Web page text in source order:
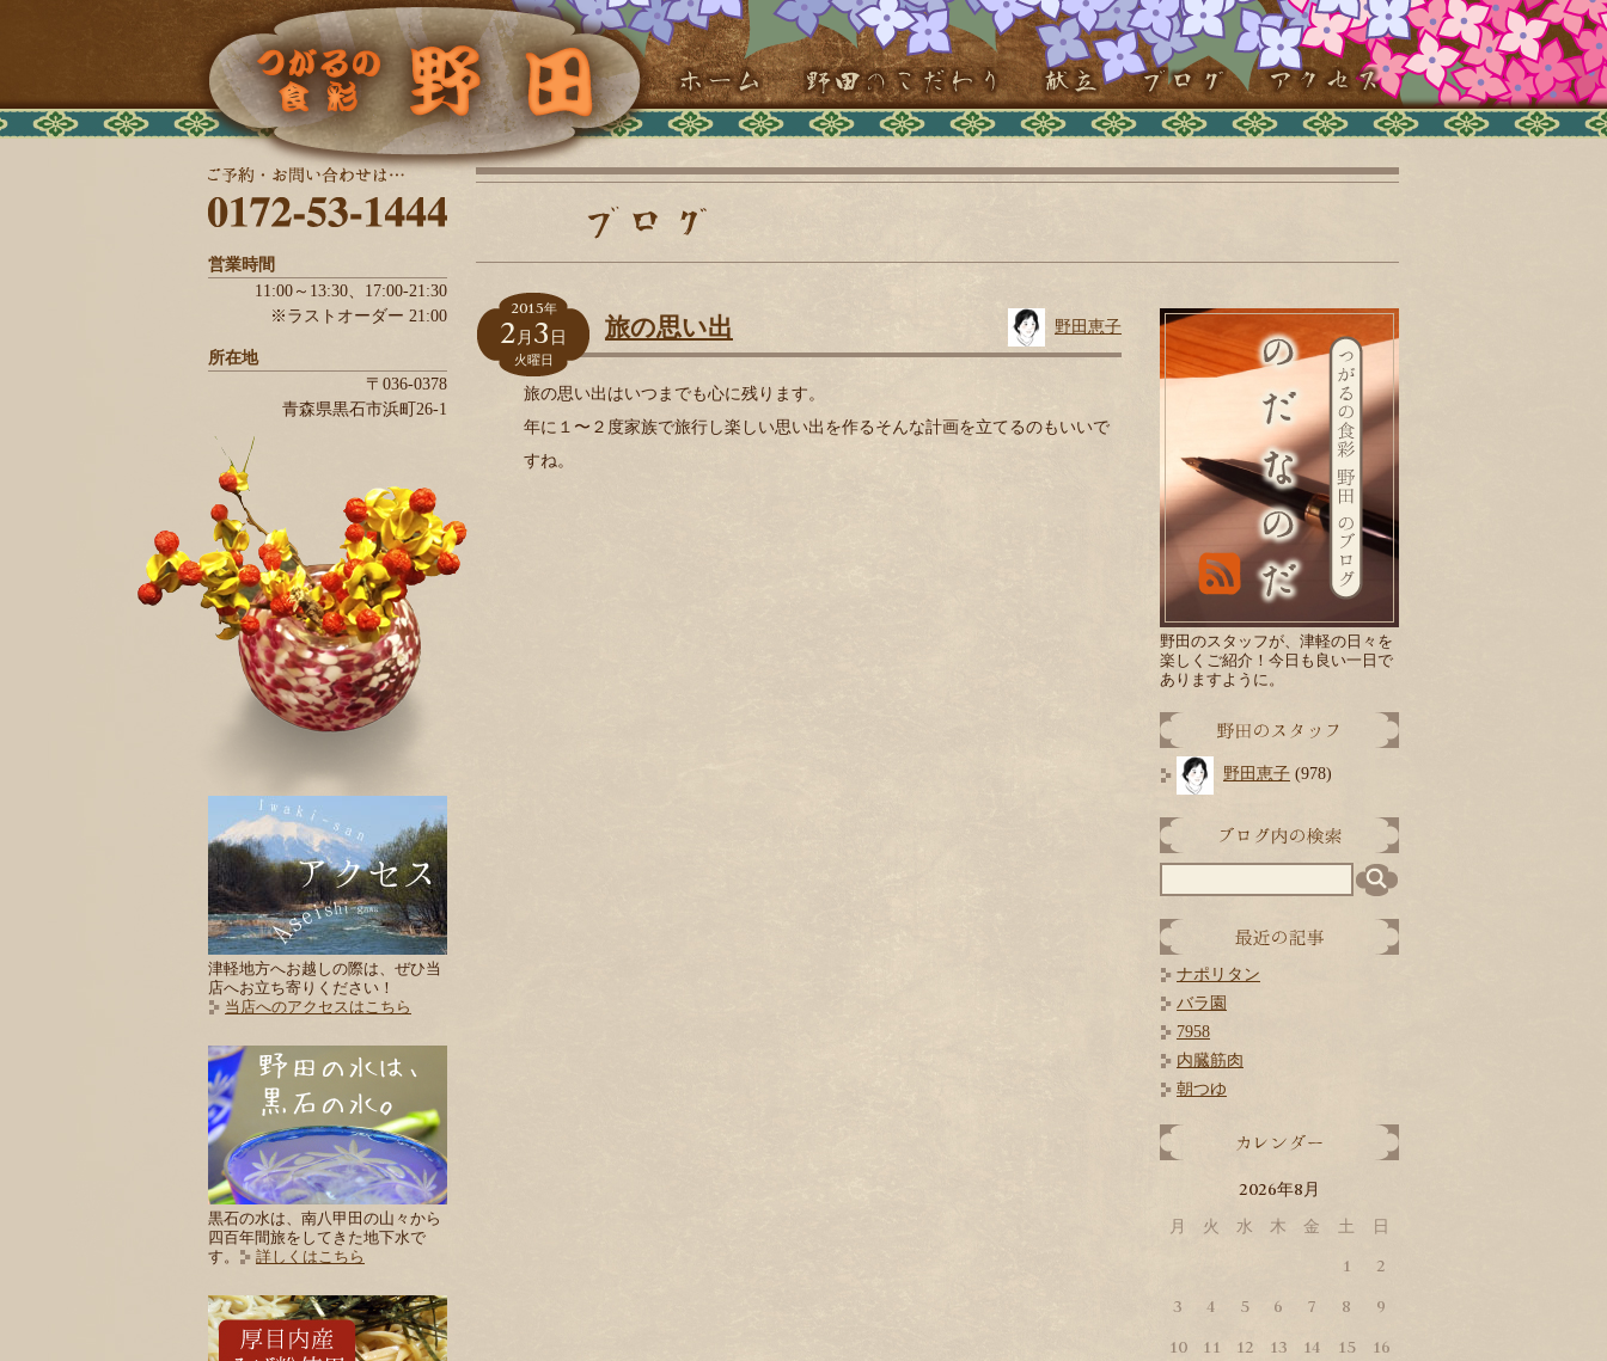
営業時間
11:00～13:30、 17:00-21:30
※ラストオーダー 21:00
所在地
〒036-0378
青森県黒石市浜町26-1
津軽地方へお越しの際は、ぜひ当
店へお立ち寄りください！
当店へのアクセスはこちら
黒石の水は、南八甲田の山々から
四百年間旅をしてきた地下水で
す。
詳しくはこちら
2015年
2 月 3 日
火曜日
野田恵子
旅の思い出
旅の思い出はいつまでも心に残ります。
年に１〜２度家族で旅行し楽しい思い出を作るそんな計画を立てるのもいいで
すね。
野田のスタッフが、津軽の日々を
楽しくご紹介！ 今日 も良い一日で
ありますように。
野田恵子 (978)
ナポリタン
バラ園
7958
内臓筋肉
朝つゆ
2026年8 月
月 火 水 木 金 土 日
1
2
3
4 5 6 7 8
9
10
11 12 13 14 15
16